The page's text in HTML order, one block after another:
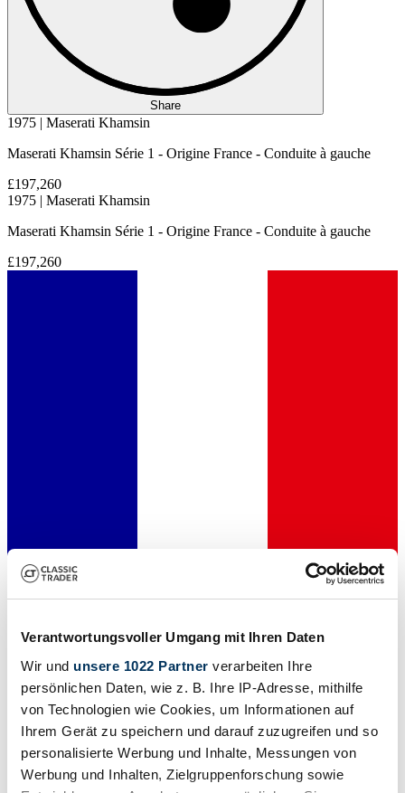
Verantwortungsvoller Umgang mit Ihren Daten
Wir und unsere 1022 Partner verarbeiten Ihre
persönlichen Daten, wie z. B. Ihre IP-Adresse, mithilfe
von Technologien wie Cookies, um Informationen auf
Ihrem Gerät zu speichern und darauf zuzugreifen und so
personalisierte Werbung und Inhalte, Messungen von
Werbung und Inhalten, Zielgruppenforschung sowie
Share
1975 | Maserati Khamsin
Maserati Khamsin Série 1 - Origine France - Conduite à gauche
£197,260
1975 | Maserati Khamsin
Maserati Khamsin Série 1 - Origine France - Conduite à gauche
£197,260
Dealer